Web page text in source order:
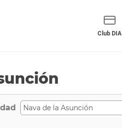
Club DIA